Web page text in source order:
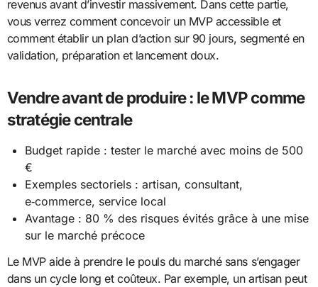
revenus avant d’investir massivement. Dans cette partie,
vous verrez comment concevoir un MVP accessible et
comment établir un plan d’action sur 90 jours, segmenté en
validation, préparation et lancement doux.
Vendre avant de produire : le MVP comme
stratégie centrale
Budget rapide : tester le marché avec moins de 500
€
Exemples sectoriels : artisan, consultant,
e‑commerce, service local
Avantage : 80 % des risques évités grâce à une mise
sur le marché précoce
Le MVP aide à prendre le pouls du marché sans s’engager
dans un cycle long et coûteux. Par exemple, un artisan peut